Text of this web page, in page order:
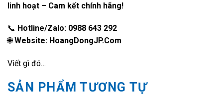
linh hoạt – Cam kết chính hãng!
📞 Hotline/Zalo: 0988 643 292
🌐Website: HoangDongJP.Com
Viết gì đó…
SẢN PHẨM TƯƠNG TỰ